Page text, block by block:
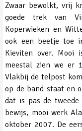
Zwaar bewolkt, vrij
goede trek van
Koperwieken en
ook een beetje toe
Kieviten over. Mooi
meestal zien we er
Vlakbij de telpost
op de band staat en
dat is pas de
bewijs, mooi werk
oktober 2007. De